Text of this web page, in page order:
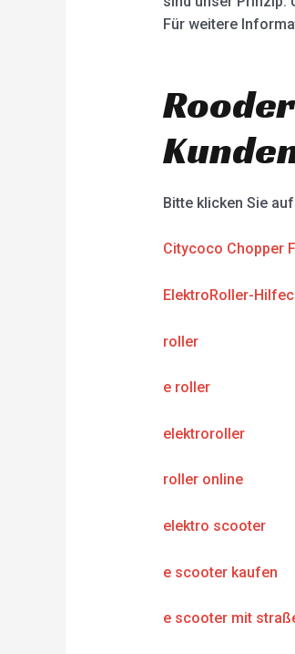
Für weitere
Bitte klicken Sie
Citycoco Chopper
ElektroRoller-
roller
e roller
elektroroller
roller online
elektro scooter
e scooter kaufen
e scooter mit